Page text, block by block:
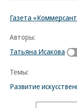
Газета
Авторы:
Татьяна Исакова
Темы:
Развитие